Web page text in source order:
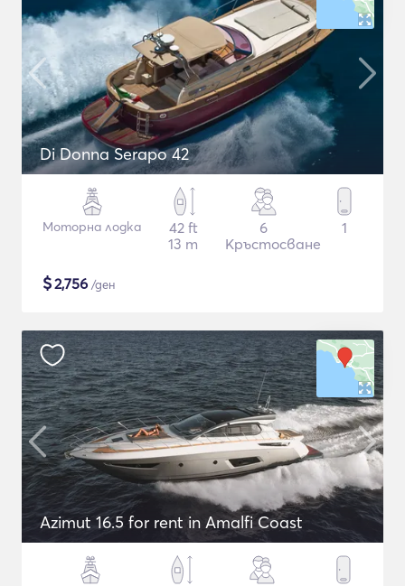
Di Donna Serapo 42
Моторна лодка
42 ft
13 m
6
Кръстосване
1
$2,756 /ден
Azimut 16.5 for rent in Amalfi Coast